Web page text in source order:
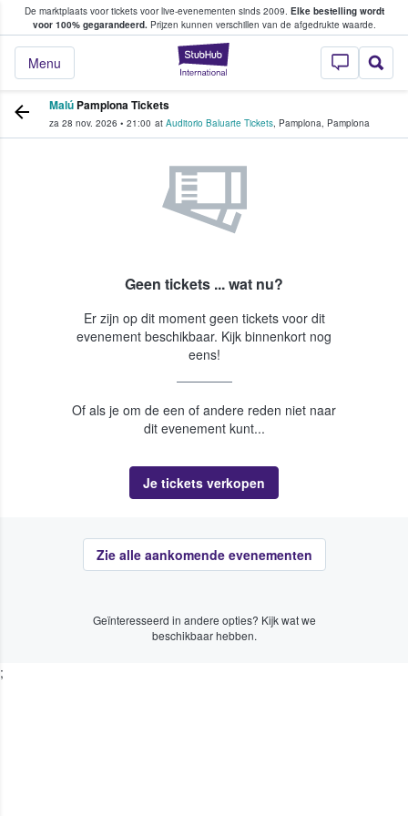
De marktplaats voor tickets voor live-evenementen sinds 2009. Elke bestelling wordt
voor 100% gegarandeerd.Prijzen kunnen verschillen van de afgedrukte waarde.
StubHub: waar
Menu
tickets kopen en verkopen
Malú Pamplona Tickets
za 28 nov. 2026 • 21:00 at Auditorio Baluarte Tickets, Pamplona, Pamplona
Geen tickets ... wat nu?
Er zijn op dit moment geen tickets voor dit
evenement beschikbaar. Kijk binnenkort nog
eens!
Of als je om de een of andere reden niet naar
dit evenement kunt...
Je tickets verkopen
Zie alle aankomende evenementen
Geïnteresseerd in andere opties? Kijk wat we
beschikbaar hebben.
;